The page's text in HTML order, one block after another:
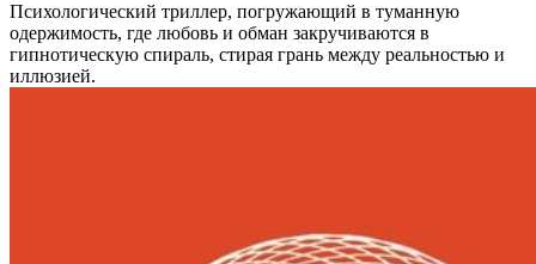
Психологический триллер, погружающий в туманную
одержимость, где любовь и обман закручиваются в
гипнотическую спираль, стирая грань между реальностью и
иллюзией.